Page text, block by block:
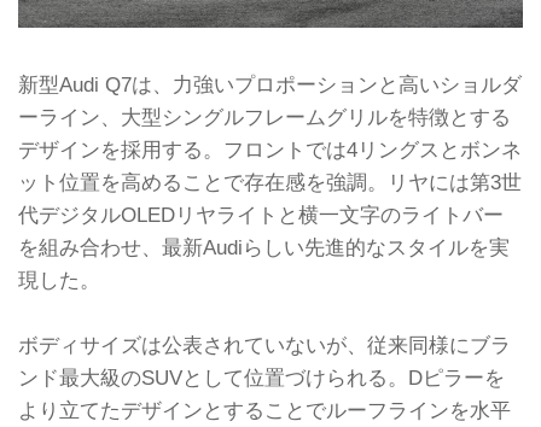
新型Audi Q7は、力強いプロポーションと高いショルダ
ーライン、大型シングルフレームグリルを特徴とする
デザインを採用する。フロントでは4リングスとボンネ
ット位置を高めることで存在感を強調。リヤには第3世
代デジタルOLEDリヤライトと横一文字のライトバー
を組み合わせ、最新Audiらしい先進的なスタイルを実
現した。
ボディサイズは公表されていないが、従来同様にブラ
ンド最大級のSUVとして位置づけられる。Dピラーを
より立てたデザインとすることでルーフラインを水平